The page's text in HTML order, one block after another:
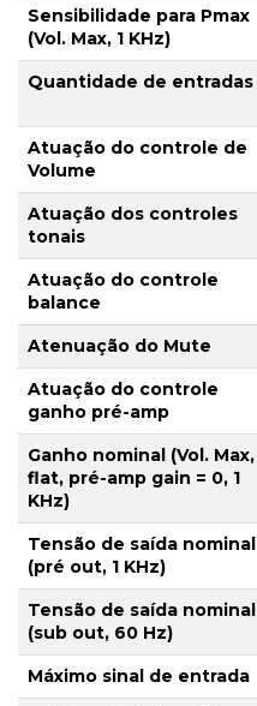
Sensibilidade para Pmax
(Vol. Max, 1 KHz)
Quantidade de entradas
Atuação do controle de
Volume
Atuação dos controles
tonais
Atuação do controle
balance
Atenuação do Mute
Atuação do controle
ganho pré-amp
Ganho nominal (Vol. Max,
flat, pré-amp gain = 0, 1
KHz)
Tensão de saída nominal
(pré out, 1 KHz)
Tensão de saída nominal
(sub out, 60 Hz)
Máximo sinal de entrada